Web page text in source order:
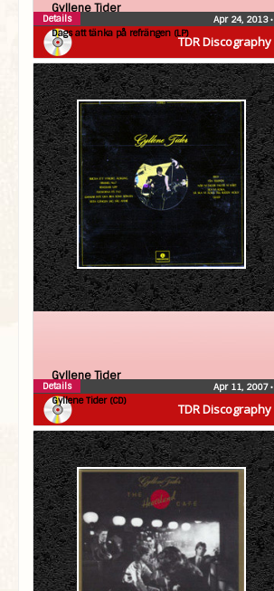
TDR Discography
Gyllene Tider
Dags att tänka på refrängen (LP)
Apr 24, 2013•
Details
TDR Discography
Gyllene Tider
Gyllene Tider (CD)
Apr 11, 2007•
Details